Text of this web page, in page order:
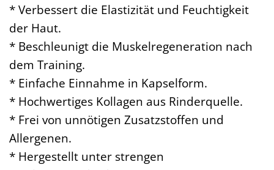
* Verbessert die Elastizität und Feuchtigkeit
der Haut.
* Beschleunigt die Muskelregeneration nach
dem Training.
* Einfache Einnahme in Kapselform.
* Hochwertiges Kollagen aus Rinderquelle.
* Frei von unnötigen Zusatzstoffen und
Allergenen.
* Hergestellt unter strengen